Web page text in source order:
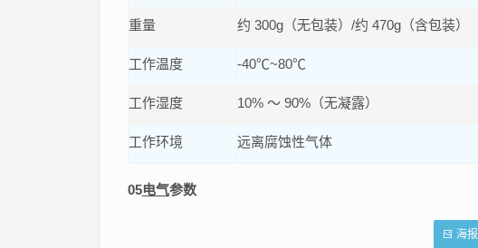
重量 约 300g（无包装）/约 470g（含包装）
工作温度 -40℃~80℃
工作湿度 10% ～ 90%（无凝露）
工作环境 远离腐蚀性气体
05电气参数
海报